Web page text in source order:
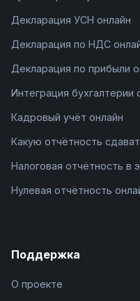
Декларация УСН онлайн
Декларация по НДС
Декларация по прибыли
Интеграция бухгалтерии
Кадровый учёт онлайн
Какую отчётность
Налоговая отчётность в
Нулевая отчётность
Поддержка
О проекте